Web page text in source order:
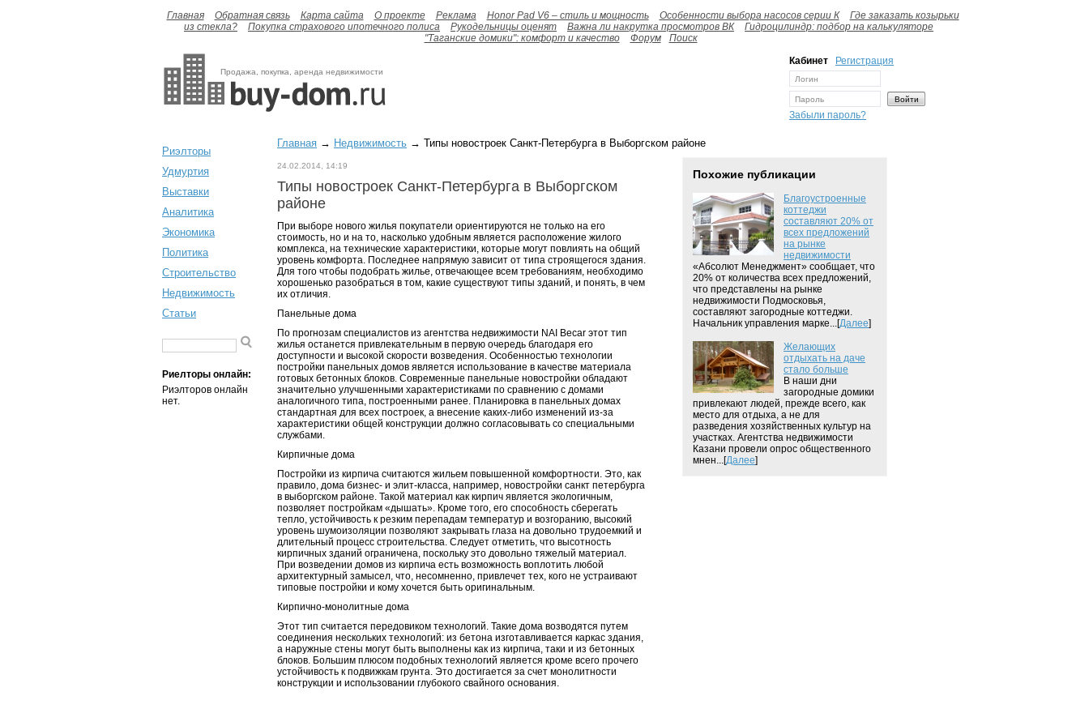
Главная Обратная связь Карта сайта О проекте Реклама Honor Pad V6 – стиль и мощность Особенности выбора насосов серии К
Где заказать козырьки
из стекла?
Покупка страхового ипотечного полиса Рукодельницы оценят Важна ли накрутка просмотров ВК
Гидроцилиндр: подбор на калькуляторе
"Таганские домики": комфорт и качество
Форум Поиск
Продажа, покупка, аренда недвижимости
Кабинет Регистрация
Забыли пароль?
Риэлторы
Удмуртия
Выставки
Аналитика
Экономика
Политика
Строительство
Недвижимость
Статьи
Риелторы онлайн:
Риэлторов онлайн
нет.
Главная → Недвижимость → Типы новостроек Санкт-Петербурга в Выборгском районе
24.02.2014, 14:19
Типы новостроек Санкт-Петербурга в Выборгском
районе
При выборе нового жилья покупатели ориентируются не только на его
стоимость, но и на то, насколько удобным является расположение жилого
комплекса, на технические характеристики, которые могут повлиять на общий
уровень комфорта. Последнее напрямую зависит от типа строящегося здания.
Для того чтобы подобрать жилье, отвечающее всем требованиям, необходимо
хорошенько разобраться в том, какие существуют типы зданий, и понять, в чем
их отличия.
Панельные дома
По прогнозам специалистов из агентства недвижимости NAI Becar этот тип
жилья останется привлекательным в первую очередь благодаря его
доступности и высокой скорости возведения. Особенностью технологии
постройки панельных домов является использование в качестве материала
готовых бетонных блоков. Современные панельные новостройки обладают
значительно улучшенными характеристиками по сравнению с домами
аналогичного типа, построенными ранее. Планировка в панельных домах
стандартная для всех построек, а внесение каких-либо изменений из-за
характеристики общей конструкции должно согласовывать со специальными
службами.
Кирпичные дома
Постройки из кирпича считаются жильем повышенной комфортности. Это, как
правило, дома бизнес- и элит-класса, например, новостройки санкт петербурга
в выборгском районе. Такой материал как кирпич является экологичным,
позволяет постройкам «дышать». Кроме того, его способность сберегать
тепло, устойчивость к резким перепадам температур и возгоранию, высокий
уровень шумоизоляции позволяют закрывать глаза на довольно трудоемкий и
длительный процесс строительства. Следует отметить, что высотность
кирпичных зданий ограничена, поскольку это довольно тяжелый материал.
При возведении домов из кирпича есть возможность воплотить любой
архитектурный замысел, что, несомненно, привлечет тех, кого не устраивают
типовые постройки и кому хочется быть оригинальным.
Кирпично-монолитные дома
Этот тип считается передовиком технологий. Такие дома возводятся путем
соединения нескольких технологий: из бетона изготавливается каркас здания,
а наружные стены могут быть выполнены как из кирпича, таки и из бетонных
блоков. Большим плюсом подобных технологий является кроме всего прочего
устойчивость к подвижкам грунта. Это достигается за счет монолитности
конструкции и использовании глубокого свайного основания.
Похожие публикации
Благоустроенные
коттеджи
составляют 20% от
всех предложений
на рынке
недвижимости
«Абсолют Менеджмент» сообщает, что
20% от количества всех предложений,
что представлены на рынке
недвижимости Подмосковья,
составляют загородные коттеджи.
Начальник управления марке...[Далее]
Желающих
отдыхать на даче
стало больше
В наши дни
загородные домики
привлекают людей, прежде всего, как
место для отдыха, а не для
разведения хозяйственных культур на
участках. Агентства недвижимости
Казани провели опрос общественного
мнен...[Далее]